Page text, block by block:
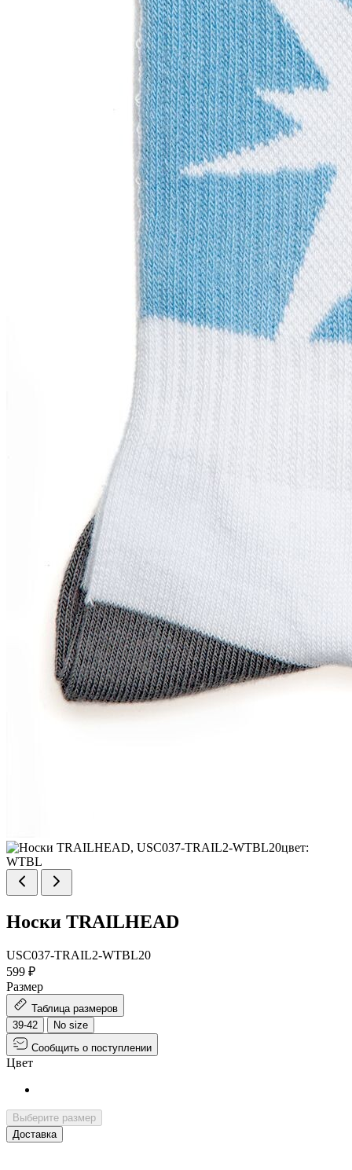
Носки TRAILHEAD
USC037-TRAIL2-WTBL20
599 ₽
Размер
Таблица размеров
39-42
No size
Сообщить о поступлении
Цвет
Выберите размер
Доставка